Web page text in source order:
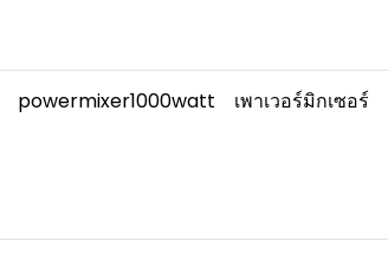
powermixer1000watt เพาเวอร์มิกเซอร์